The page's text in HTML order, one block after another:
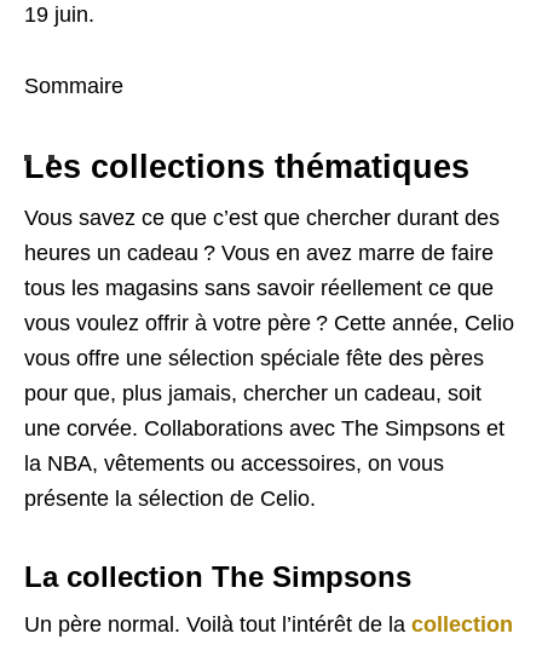
19 juin.
Sommaire
Les collections thématiques
Vous savez ce que c’est que chercher durant des
heures un cadeau ? Vous en avez marre de faire
tous les magasins sans savoir réellement ce que
vous voulez offrir à votre père ? Cette année, Celio
vous offre une sélection spéciale fête des pères
pour que, plus jamais, chercher un cadeau, soit
une corvée. Collaborations avec The Simpsons et
la NBA, vêtements ou accessoires, on vous
présente la sélection de Celio.
La collection The Simpsons
Un père normal. Voilà tout l’intérêt de la collection